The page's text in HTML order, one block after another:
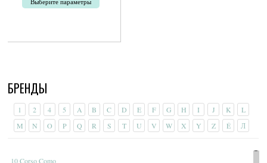
имеет
можно
выбрать
странице
товара.
БРЕНДЫ
1 2 4 5 A B C D E F G H I J K
L
M
N O P Q R S T U V W X Y Z É Л
10 Corso Como